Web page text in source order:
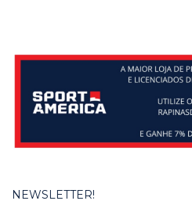
NEWSLETTER!